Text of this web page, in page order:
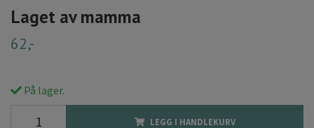
Laget av mamma
62,-
På lager.
LEGG I HANDLEKURV